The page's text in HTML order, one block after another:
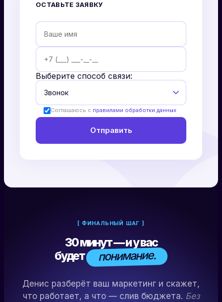
ОСТАВЬТЕ ЗАЯВКУ
Выберите способ связи:
Соглашаюсь с правилами обработки данных
[ ФИНАЛЬНЫЙ ШАГ ]
30 минут — и у вас
будет
понимание.
Денис разберёт ваш маркетинг и скажет,
что работает, а что — слив бюджета. Без